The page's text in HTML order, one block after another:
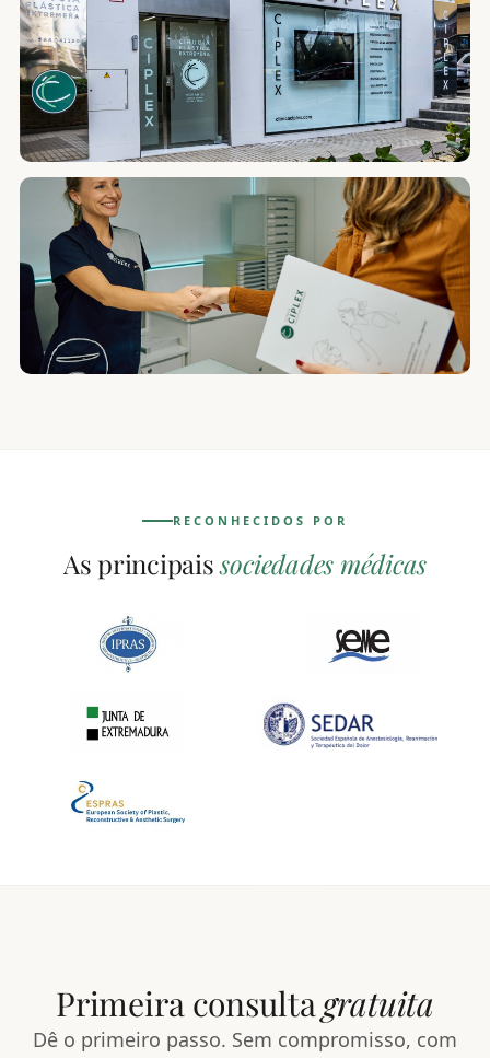
RECONHECIDOS POR
As principaissociedades médicas
Primeira consultagratuita
Dê o primeiro passo. Sem compromisso, com